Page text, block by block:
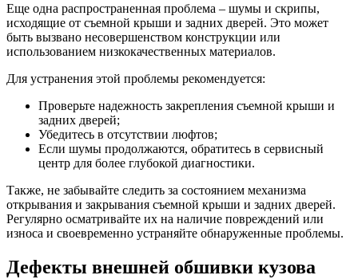
Еще одна распространенная проблема – шумы и скрипы,
исходящие от съемной крыши и задних дверей. Это может
быть вызвано несовершенством конструкции или
использованием низкокачественных материалов.
Для устранения этой проблемы рекомендуется:
Проверьте надежность закрепления съемной крыши и
задних дверей;
Убедитесь в отсутствии люфтов;
Если шумы продолжаются, обратитесь в сервисный
центр для более глубокой диагностики.
Также, не забывайте следить за состоянием механизма
открывания и закрывания съемной крыши и задних дверей.
Регулярно осматривайте их на наличие повреждений или
износа и своевременно устраняйте обнаруженные проблемы.
Дефекты внешней обшивки кузова